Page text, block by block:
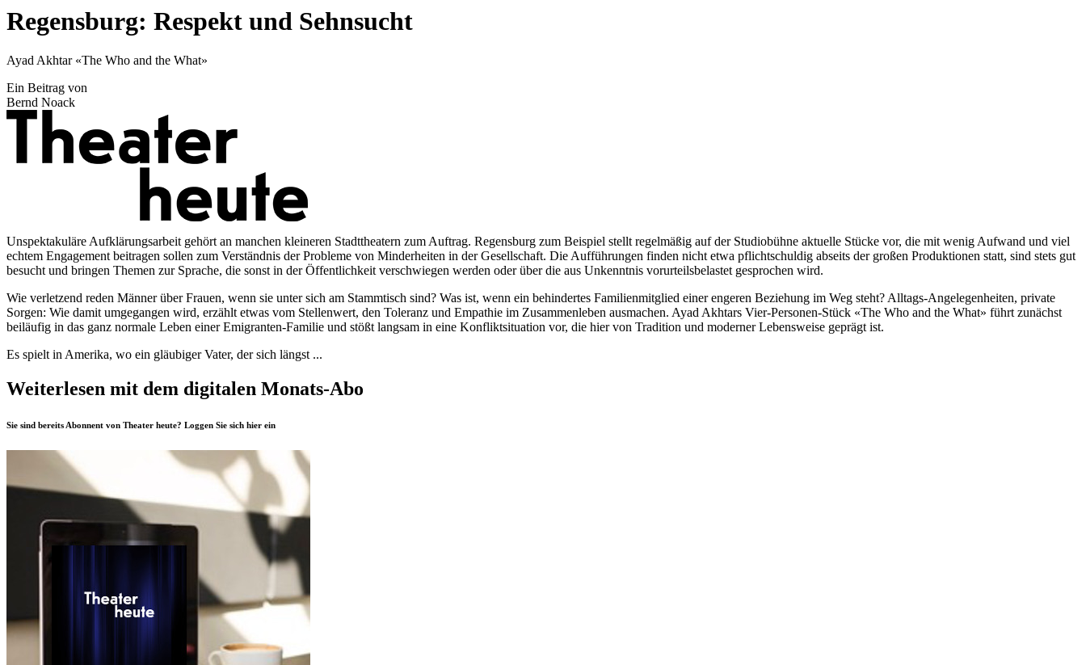
Regensburg: Respekt und Sehnsucht
Ayad Akhtar «The Who and the What»
Ein Beitrag von
Bernd Noack
Unspektakuläre Aufklärungsarbeit gehört an manchen kleineren Stadttheatern zum Auftrag. Regensburg zum Beispiel stellt regelmäßig auf der Studiobühne aktuelle Stücke vor, die mit wenig Aufwand und viel
echtem Engagement beitragen sollen zum Verständnis der Probleme von Minderheiten in der Gesellschaft. Die Aufführungen finden nicht etwa pflichtschuldig abseits der großen Produktionen statt, sind stets gut
besucht und bringen Themen zur Sprache, die sonst in der Öffentlichkeit verschwiegen werden oder über die aus Unkenntnis vorurteils­belastet gesprochen wird.
Wie verletzend reden Männer über Frauen, wenn sie unter sich am Stammtisch sind? Was ist, wenn ein behindertes Familienmitglied einer engeren Beziehung im Weg steht? Alltags-Angelegenheiten, private
Sorgen: Wie damit umgegangen wird, erzählt etwas vom Stellenwert, den Toleranz und Empathie im Zusammenleben ausmachen. Ayad Akhtars Vier-Personen-Stück «The Who and the What» führt zunächst
beiläufig in das ganz normale Leben einer Emigranten-Familie und stößt langsam in eine Konfliktsituation vor, die hier von Tradition und moderner Lebensweise geprägt ist.
Es spielt in Amerika, wo ein gläubiger Vater, der sich längst ...
Weiterlesen mit dem digitalen Monats-Abo
Sie sind bereits Abonnent von Theater heute? Loggen Sie sich hier ein